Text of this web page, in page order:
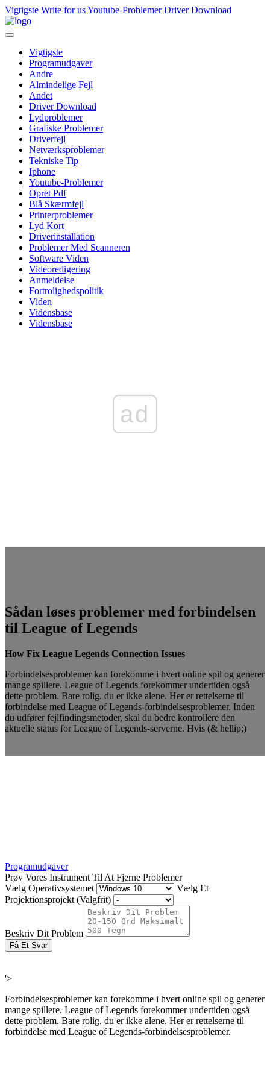
Vigtigste Write for usYoutube-Problemer Driver Download
Vigtigste
Programudgaver
Andre
Almindelige Fejl
Andet
Driver Download
Lydproblemer
Grafiske Problemer
Driverfejl
Netværksproblemer
Tekniske Tip
Iphone
Youtube-Problemer
Opret Pdf
Blå Skærmfejl
Printerproblemer
Lyd Kort
Driverinstallation
Problemer Med Scanneren
Software Viden
Videoredigering
Anmeldelse
Fortrolighedspolitik
Viden
Vidensbase
Vidensbase
ad
Sådan løses problemer med forbindelsen
til League of Legends
How Fix League Legends Connection Issues
Forbindelsesproblemer kan forekomme i hvert online spil og generer
mange spillere. League of Legends forekommer undertiden også
dette problem. Bare rolig, du er ikke alene. Her er rettelserne til
forbindelse med League of Legends-forbindelsesproblemer. Inden
du udfører fejlfindingsmetoder, skal du bedre kontrollere den
aktuelle status for League of Legends-serverne. Hvis (& hellip;)
Programudgaver
Prøv Vores Instrument Til At Fjerne Problemer
Vælg Operativsystemet
Vælg Et
Projektionsprojekt (Valgfrit)
Beskriv Dit Problem
Få Et Svar
'>
Forbindelsesproblemer kan forekomme i hvert online spil og generer
mange spillere. League of Legends forekommer undertiden også
dette problem. Bare rolig, du er ikke alene. Her er rettelserne til
forbindelse med League of Legends-forbindelsesproblemer.